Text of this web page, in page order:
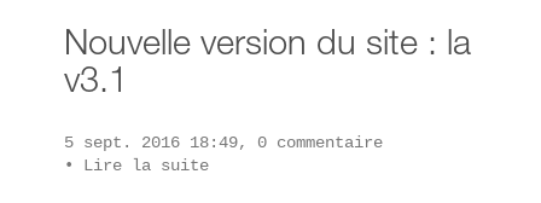
Nouvelle version du site : la
v3.1
5 sept. 2016 18:49, 0 commentaire
• Lire la suite